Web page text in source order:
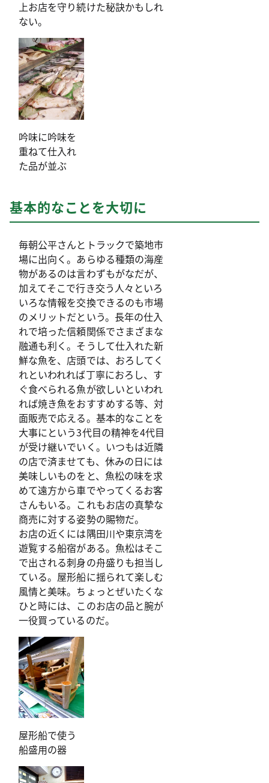
上お店を守り続けた秘訣かもしれ
ない。
吟味に吟味を
重ねて仕入れ
た品が並ぶ
基本的なことを大切に
毎朝公平さんとトラックで築地市
場に出向く。あらゆる種類の海産
物があるのは言わずもがなだが、
加えてそこで行き交う人々といろ
いろな情報を交換できるのも市場
のメリットだという。長年の仕入
れで培った信頼関係でさまざまな
融通も利く。そうして仕入れた新
鮮な魚を、店頭では、おろしてく
れといわれれば丁寧におろし、す
ぐ食べられる魚が欲しいといわれ
れば焼き魚をおすすめする等、対
面販売で応える。基本的なことを
大事にという3代目の精神を4代目
が受け継いでいく。いつもは近隣
の店で済ませても、休みの日には
美味しいものをと、魚松の味を求
めて遠方から車でやってくるお客
さんもいる。これもお店の真摯な
商売に対する姿勢の賜物だ。
お店の近くには隅田川や東京湾を
遊覧する船宿がある。魚松はそこ
で出される刺身の舟盛りも担当し
ている。屋形船に揺られて楽しむ
風情と美味。ちょっとぜいたくな
ひと時には、このお店の品と腕が
一役買っているのだ。
屋形船で使う
船盛用の器